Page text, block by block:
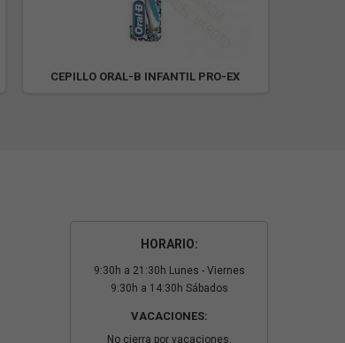
CEPILLO ORAL-B INFANTIL PRO-EX
HORARIO:
9:30h a 21:30h Lunes - Viernes
9:30h a 14:30h Sábados
VACACIONES:
No cierra por vacaciones.